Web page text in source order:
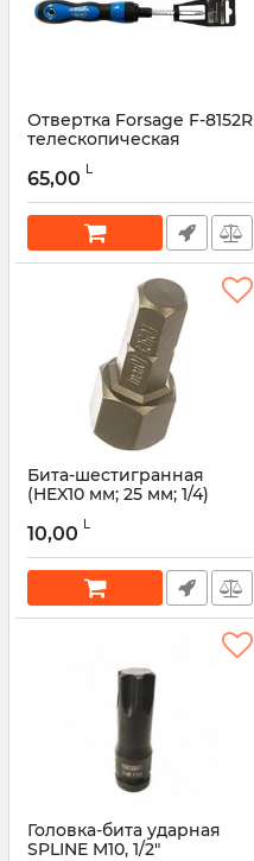
Отвертка Forsage F-8152R
телескопическая
Артикул:
65,00 L
Бита-шестигранная
(HEX10 мм; 25 мм; 1/4)
Артикул:
10,00 L
Головка-бита ударная
SPLINE M10, 1/2"